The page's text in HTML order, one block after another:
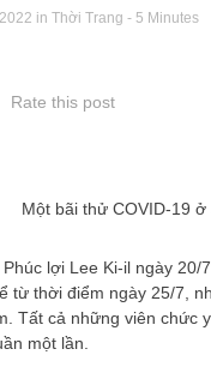
in Thời Trang - 5 Minutes
Rate this post
Một bãi thử COVID-19
lợi Lee Ki-il ngày
từ thời điểm ngày 25/7,
Tất cả những viên chức
một lần.